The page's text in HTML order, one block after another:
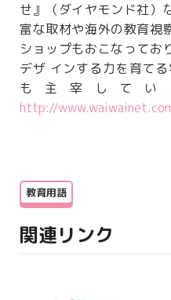
せ』（ダイヤモンド社）
富な取材や海外の教育視
ショップもおこなってお
デザ インする力を育て
も主宰してい
http://
教育用語
関連リンク